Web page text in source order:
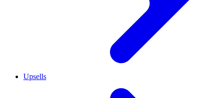
Upsells